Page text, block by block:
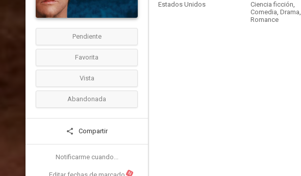
Pendiente
Favorita
Vista
Abandonada
Compartir
Notificarme cuando...
N
Estados Unidos Ciencia ficción,
Comedia, Drama,
Romance